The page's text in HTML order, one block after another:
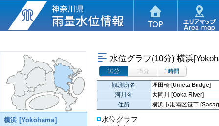
横浜 [Yokohama]
水位グラフ(10分) 横浜
10分 15分
1時間
観測所名
埋田橋 [Umeta Bridge]
河川名
大岡川 [Ooka River]
住所
横浜市港南区笹下
水位グラフ